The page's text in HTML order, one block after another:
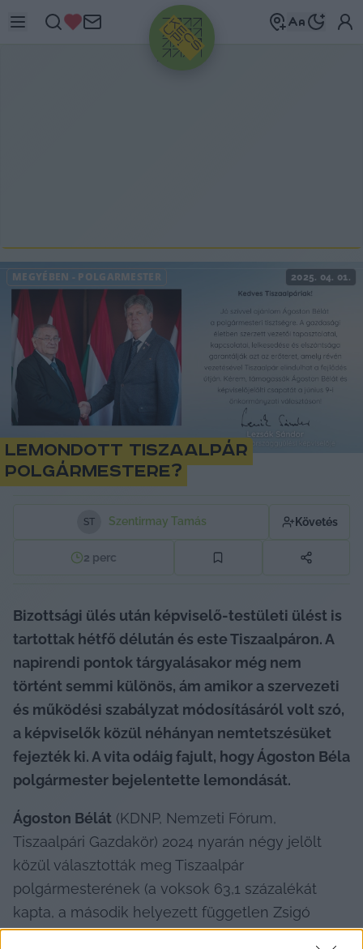
HIRDETÉS
MEGYÉBEN - POLGÁRMESTER 2025. 04. 01.
Lemondott Tiszaalpár
polgármestere?
ST Szentirmay Tamás Követés
2 perc
Bizottsági ülés után képviselő-testületi ülést is
tartottak hétfő délután és este Tiszaalpáron. A
napirendi pontok tárgyalásakor még nem
történt semmi különös, ám amikor a szervezeti
és működési szabályzat módosításáról volt szó,
a képviselők közül néhányan nemtetszésüket
fejezték ki. A vita odáig fajult, hogy Ágoston Béla
polgármester bejelentette lemondását.
Ágoston Bélát (KDNP, Nemzeti Fórum,
Tiszaalpári Gazdakör) 2024 nyarán négy jelölt
közül választották meg Tiszaalpár
polgármesterének (a voksok 63,1 százalékát
kapta, a második helyezett független Zsigó
Ferenc 16,3 százalékkal zárt). A nyolc